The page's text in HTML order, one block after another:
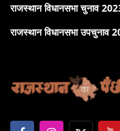
राजस्थान विधानसभा चुनाव
राजस्थान विधानसभा उपचुनाव